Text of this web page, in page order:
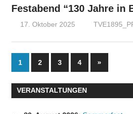
Festabend “130 Jahre in
17. Oktober 2025
der
Beiträge
1 2 3 4
Nächste
Beiträge
»
VERANSTALTUNGEN